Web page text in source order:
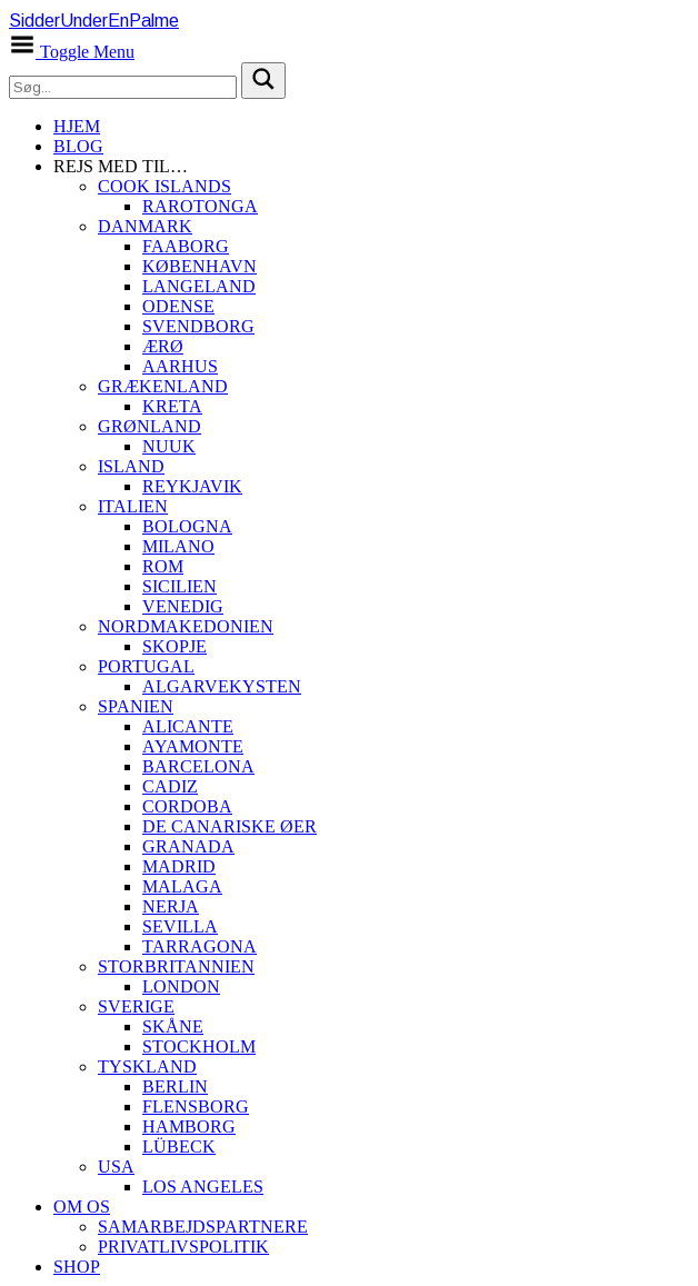
SidderUnderEnPalme
Toggle Menu
HJEM
BLOG
REJS MED TIL…
COOK ISLANDS
RAROTONGA
DANMARK
FAABORG
KØBENHAVN
LANGELAND
ODENSE
SVENDBORG
ÆRØ
AARHUS
GRÆKENLAND
KRETA
GRØNLAND
NUUK
ISLAND
REYKJAVIK
ITALIEN
BOLOGNA
MILANO
ROM
SICILIEN
VENEDIG
NORDMAKEDONIEN
SKOPJE
PORTUGAL
ALGARVEKYSTEN
SPANIEN
ALICANTE
AYAMONTE
BARCELONA
CADIZ
CORDOBA
DE CANARISKE ØER
GRANADA
MADRID
MALAGA
NERJA
SEVILLA
TARRAGONA
STORBRITANNIEN
LONDON
SVERIGE
SKÅNE
STOCKHOLM
TYSKLAND
BERLIN
FLENSBORG
HAMBORG
LÜBECK
USA
LOS ANGELES
OM OS
SAMARBEJDSPARTNERE
PRIVATLIVSPOLITIK
SHOP